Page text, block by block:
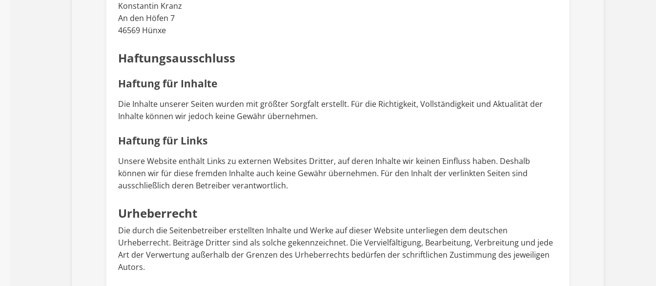
Konstantin Kranz
An den Höfen 7
46569 Hünxe
Haftungsausschluss
Haftung für Inhalte
Die Inhalte unserer Seiten wurden mit größter Sorgfalt erstellt. Für die Richtigkeit, Vollständigkeit und Aktualität der
Inhalte können wir jedoch keine Gewähr übernehmen.
Haftung für Links
Unsere Website enthält Links zu externen Websites Dritter, auf deren Inhalte wir keinen Einfluss haben. Deshalb
können wir für diese fremden Inhalte auch keine Gewähr übernehmen. Für den Inhalt der verlinkten Seiten sind
ausschließlich deren Betreiber verantwortlich.
Urheberrecht
Die durch die Seitenbetreiber erstellten Inhalte und Werke auf dieser Website unterliegen dem deutschen
Urheberrecht. Beiträge Dritter sind als solche gekennzeichnet. Die Vervielfältigung, Bearbeitung, Verbreitung und jede
Art der Verwertung außerhalb der Grenzen des Urheberrechts bedürfen der schriftlichen Zustimmung des jeweiligen
Autors.